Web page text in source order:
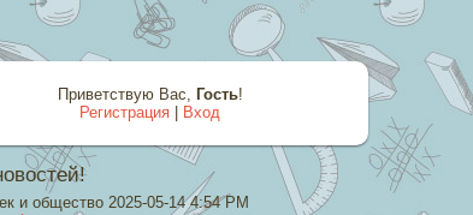
Приветствую Вас, Гость!
Регистрация
Вход
и общество 2025-05-14 4:54 PM